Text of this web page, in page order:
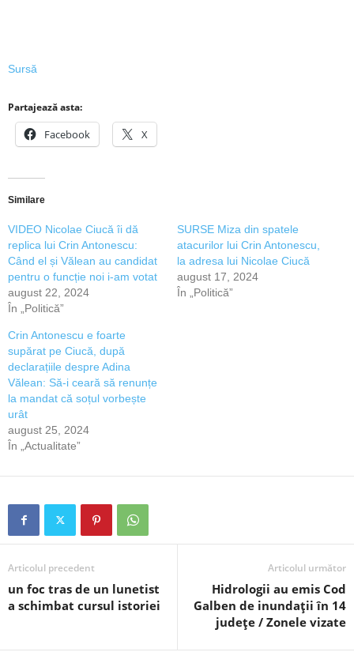
Sursă
Partajează asta:
Facebook X
Similare
VIDEO Nicolae Ciucă îi dă
replica lui Crin Antonescu:
Când el și Vălean au candidat
pentru o funcție noi i-am votat
august 22, 2024
În „Politică”
SURSE Miza din spatele
atacurilor lui Crin Antonescu,
la adresa lui Nicolae Ciucă
august 17, 2024
În „Politică”
Crin Antonescu e foarte
supărat pe Ciucă, după
declarațiile despre Adina
Vălean: Să-i ceară să renunțe
la mandat că soțul vorbește
urât
august 25, 2024
În „Actualitate”
Articolul precedent
un foc tras de un lunetist
a schimbat cursul istoriei
Articolul următor
Hidrologii au emis Cod
Galben de inundații în 14
județe / Zonele vizate